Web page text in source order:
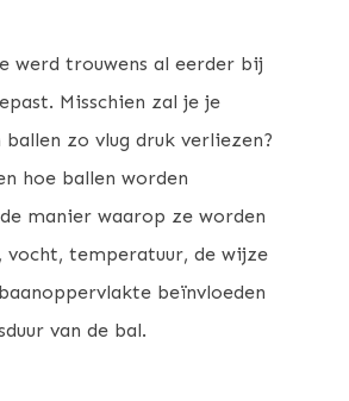
werd trouwens al eerder bij
Misschien zal je je
zo vlug druk verliezen?
hoe ballen worden
manier waarop ze worden
temperatuur, de wijze
beïnvloeden
van de bal.